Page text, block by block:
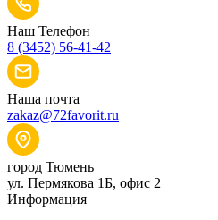
Наш Телефон
8 (3452) 56-41-42
Наша почта
zakaz@72favorit.ru
город Тюмень
ул. Пермякова 1Б, офис 2
Информация